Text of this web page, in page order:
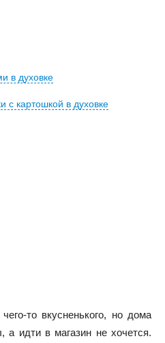
в духовке
с картошкой в духовке
то вкусненького, но дома
а идти в магазин не хочется.